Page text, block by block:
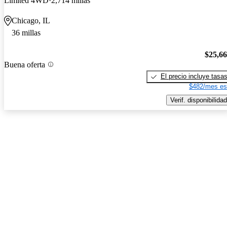
Chicago, IL
36 millas
Buena oferta
El precio incluye tasas
$482/mes
Verif. disponibilidad